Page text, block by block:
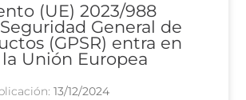
(UE) 2023/988
General de
(GPSR) entra en
Unión Europea
13/12/2024